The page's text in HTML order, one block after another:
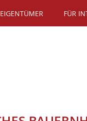
FÜR